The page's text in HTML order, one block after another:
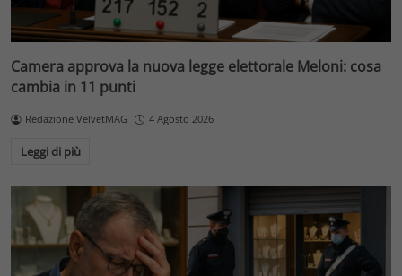
Camera approva la nuova legge elettorale Meloni: cosa
cambia in 11 punti
Redazione VelvetMAG 4 Agosto 2026
Leggi di più